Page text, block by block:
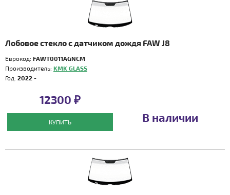
Лобовое стекло с датчиком дождя FAW J8
Еврокод: FAWT0011AGNCM
Производитель: KMK GLASS
Год: 2022 -
12300 ₽
КУПИТЬ В наличии